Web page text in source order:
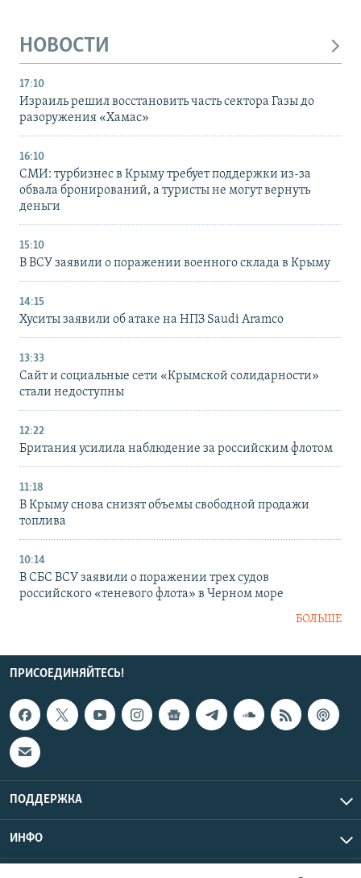
НОВОСТИ
17:10
Израиль решил восстановить часть сектора Газы до
разоружения «Хамас»
16:10
СМИ: турбизнес в Крыму требует поддержки из-за
обвала бронирований, а туристы не могут вернуть
деньги
15:10
В ВСУ заявили о поражении военного склада в Крыму
14:15
Хуситы заявили об атаке на НПЗ Saudi Aramco
13:33
Сайт и социальные сети «Крымской солидарности»
стали недоступны
12:22
Британия усилила наблюдение за российским флотом
11:18
В Крыму снова снизят объемы свободной продажи
топлива
10:14
В СБС ВСУ заявили о поражении трех судов
российского «теневого флота» в Черном море
БОЛЬШЕ
ПРИСОЕДИНЯЙТЕСЬ!
ПОДДЕРЖКА
ИНФО